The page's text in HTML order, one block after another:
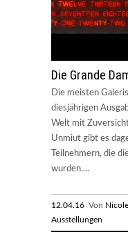
Die Grande
Die meisten
diesjährigen
Welt mit
Unmiut gibt es
Teilnehmern, die
wurden....
12.04.16 Von
Ausstellungen